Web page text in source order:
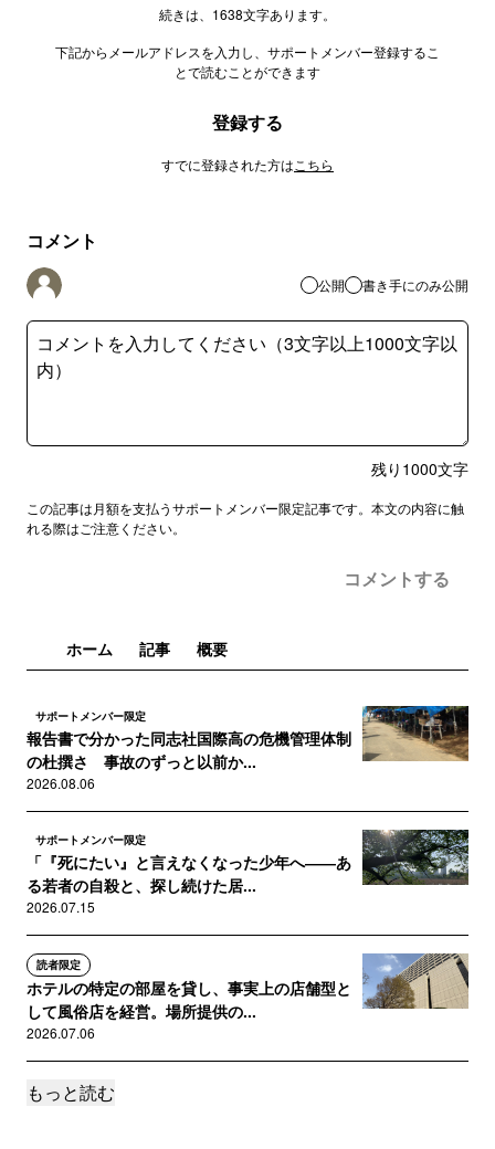
続きは、1638文字あります。
下記からメールアドレスを入力し、サポートメンバー登録するこ
とで読むことができます
登録する
すでに登録された方は こちら
コメント
公開 書き手にのみ公開
残り 1000文字
この記事は月額を支払うサポートメンバー限定記事です。本文の内容に触
れる際はご注意ください。
コメントする
ホーム 記事 概要
サポートメンバー限定
報告書で分かった同志社国際高の危機管理体制
の杜撰さ 事故のずっと以前か...
2026.08.06
サポートメンバー限定
「『死にたい』と言えなくなった少年へ――あ
る若者の自殺と、探し続けた居...
2026.07.15
読者限定
ホテルの特定の部屋を貸し、事実上の店舗型と
して風俗店を経営。場所提供の...
2026.07.06
サポートメンバー限定
もっと読む